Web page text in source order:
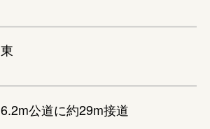
東
6.2m公道に約29m接道